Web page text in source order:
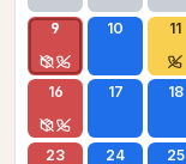
9 10 11
16 17 18
23 24 25